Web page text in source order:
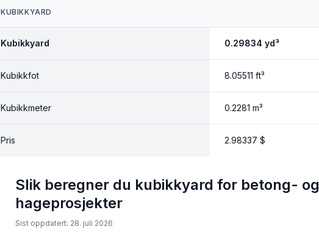
KUBIKKYARD
Kubikkyard 0.29834 yd³
Kubikkfot 8.05511 ft³
Kubikkmeter 0.2281 m³
Pris 2.98337 $
Slik beregner du kubikkyard for betong- og
hageprosjekter
Sist oppdatert: 28. juli 2026